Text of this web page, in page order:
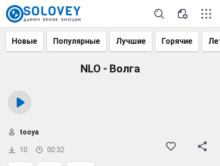
Новые Популярные Лучшие Горячие
NLO - Волга
10 00:32
tooya